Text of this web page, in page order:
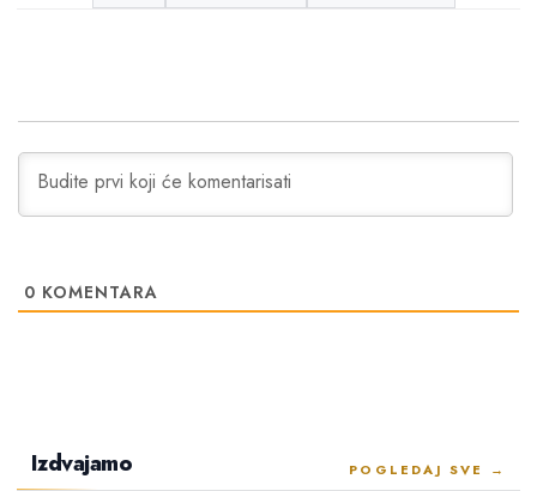
0 KOMENTARA
Izdvajamo POGLEDAJ SVE →